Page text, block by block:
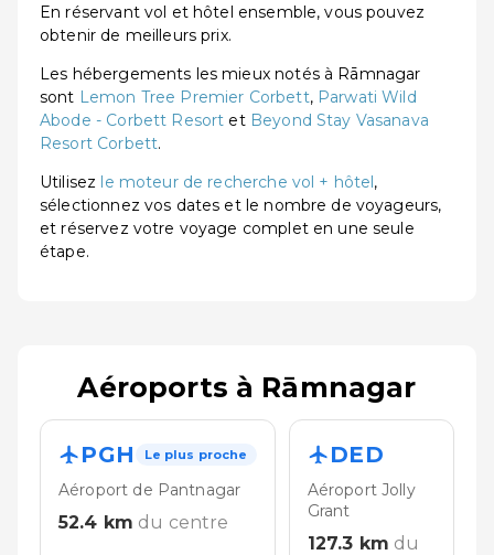
En réservant vol et hôtel ensemble, vous pouvez
obtenir de meilleurs prix.
Les hébergements les mieux notés à Rāmnagar
sont Lemon Tree Premier Corbett, Parwati Wild
Abode - Corbett Resort et Beyond Stay Vasanava
Resort Corbett.
Utilisez le moteur de recherche vol + hôtel,
sélectionnez vos dates et le nombre de voyageurs,
et réservez votre voyage complet en une seule
étape.
Aéroports à Rāmnagar
PGH Le plus proche
Aéroport de Pantnagar
52.4 km du centre
DED
Aéroport Jolly
Grant
127.3 km du